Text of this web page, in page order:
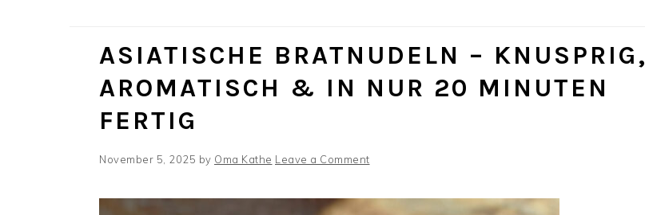
ASIATISCHE BRATNUDELN – KNUSPRIG,
AROMATISCH & IN NUR 20 MINUTEN
FERTIG
November 5, 2025 by Oma Kathe Leave a Comment